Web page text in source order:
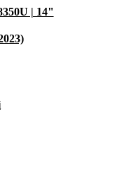
| 14"